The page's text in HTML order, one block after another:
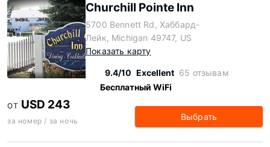
Churchill Pointe Inn
5700 Bennett Rd, Хаббард-
Лейк, Michigan 49747, US
Показать карту
9.4/10 Excellent 65 отзывам
Бесплатный WiFi
ОТ USD 243
за номер / за ночь Выбрать